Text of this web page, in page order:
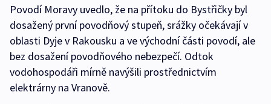
Povodí Moravy uvedlo, že na přítoku do Bystřičky byl
dosažený první povodňový stupeň, srážky očekávají v
oblasti Dyje v Rakousku a ve východní části povodí, ale
bez dosažení povodňového nebezpečí. Odtok
vodohospodáři mírně navýšili prostřednictvím
elektrárny na Vranově.